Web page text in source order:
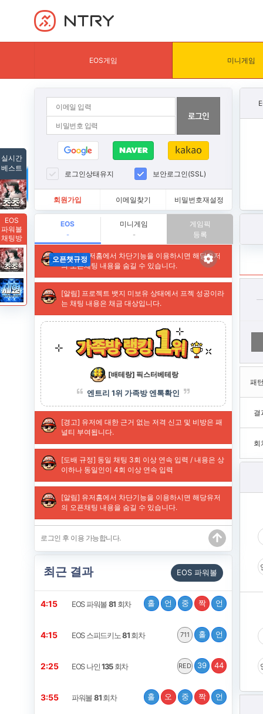
NTRY
EOS게임 미니게임
로그인상태유지 보안로그인(SSL)
회원가입 이메일찾기 비밀번호재설정
EOS
-
미니게임
-
게임픽
등록
최근 결과 EOS 파워볼
4:14 EOS 파워볼81 회차 홀 언 중 짝 언
4:14 EOS 스피드키노81회차 711 홀 언
2:24 EOS 나인135회차 RED 39 44
3:54 파워볼81회차 홀 오 중 짝 언
실시간
베스트
EOS
파워볼
채팅방
패
결
회